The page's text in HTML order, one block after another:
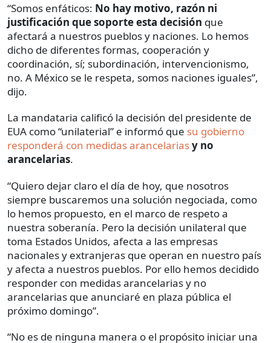
“Somos enfáticos: No hay motivo, razón ni
justificación que soporte esta decisión que
afectará a nuestros pueblos y naciones. Lo hemos
dicho de diferentes formas, cooperación y
coordinación, sí; subordinación, intervencionismo,
no. A México se le respeta, somos naciones iguales”,
dijo.
La mandataria calificó la decisión del presidente de
EUA como “unilaterial” e informó que su gobierno
responderá con medidas arancelariasy no
arancelarias.
“Quiero dejar claro el día de hoy, que nosotros
siempre buscaremos una solución negociada, como
lo hemos propuesto, en el marco de respeto a
nuestra soberanía. Pero la decisión unilateral que
toma Estados Unidos, afecta a las empresas
nacionales y extranjeras que operan en nuestro país
y afecta a nuestros pueblos. Por ello hemos decidido
responder con medidas arancelarias y no
arancelarias que anunciaré en plaza pública el
próximo domingo”.
“No es de ninguna manera o el propósito iniciar una